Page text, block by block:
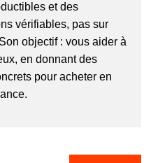
et des
vérifiables, pas sur
objectif : vous aider à
en donnant des
pour acheter en